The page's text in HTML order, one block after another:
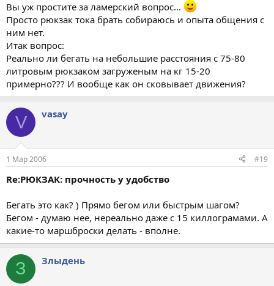
Вы уж простите за ламерский вопрос...
Просто рюкзак тока брать собираюсь и опыта общения с
ним нет.
Итак вопрос:
Реально ли бегать на небольшие расстояния с 75-80
литровым рюкзаком загруженым на кг 15-20
примерно??? И вообще как он сковывает движения?
V vasay
1 Мар 2006 #19
Re:РЮКЗАК: прочность у удобство
Бегать это как? ) Прямо бегом или быстрым шагом?
Бегом - думаю нее, нереально даже с 15 киллограмами. А
какие-то маршброски делать - вполне.
З Злыдень